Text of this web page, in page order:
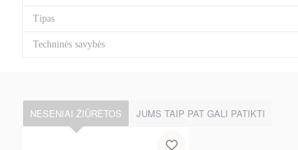
Tipas
Techninės savybės
NESENIAI ŽIŪRĖTOS JUMS TAIP PAT GALI PATIKTI